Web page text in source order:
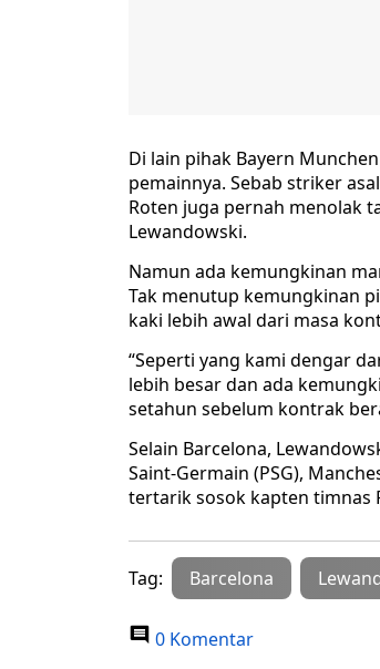
Di lain pihak Bayern
pemainnya. Sebab striker
Roten juga pernah menolak
Lewandowski.
Namun ada kemungkinan
Tak menutup kemungkinan
kaki lebih awal dari masa
“Seperti yang kami dengar
lebih besar dan ada
setahun sebelum kontrak
Selain Barcelona,
Saint-Germain (PSG),
tertarik sosok kapten timnas
Tag: Barcelona
0 Komentar